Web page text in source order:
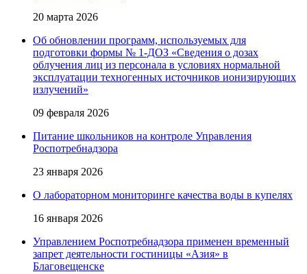
20 марта 2026
Об обновлении программ, используемых для
подготовки формы № 1-ДОЗ «Сведения о дозах
облучения лиц из персонала в условиях нормальной
эксплуатации техногенных источников ионизирующих
излучений»
09 февраля 2026
Питание школьников на контроле Управления
Роспотребнадзора
23 января 2026
О лабораторном мониторинге качества воды в купелях
16 января 2026
Управлением Роспотребнадзора применен временный
запрет деятельности гостиницы «Азия» в
Благовещенске